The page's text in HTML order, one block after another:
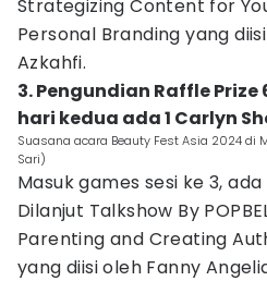
Strategizing Content for
Personal Branding yang
Azkahfi.
3. Pengundian Raffle
hari kedua ada 1 Carlyn
Suasana acara Beauty Fest Asia 2024 di
Sari)
Masuk games sesi ke 3,
Dilanjut Talkshow By
Parenting and Creating
yang diisi oleh Fanny